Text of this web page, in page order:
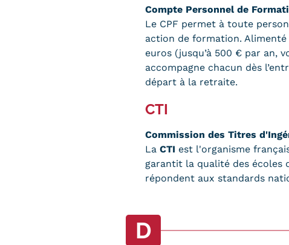
Compte Personnel de
Le CPF permet à toute
action de formation.
euros (jusqu’à 500 € par an,
accompagne chacun dès
départ à la retraite.
CTI
Commission des Titres
La CTI est l'organisme
garantit la qualité des écoles
répondent aux standards
D